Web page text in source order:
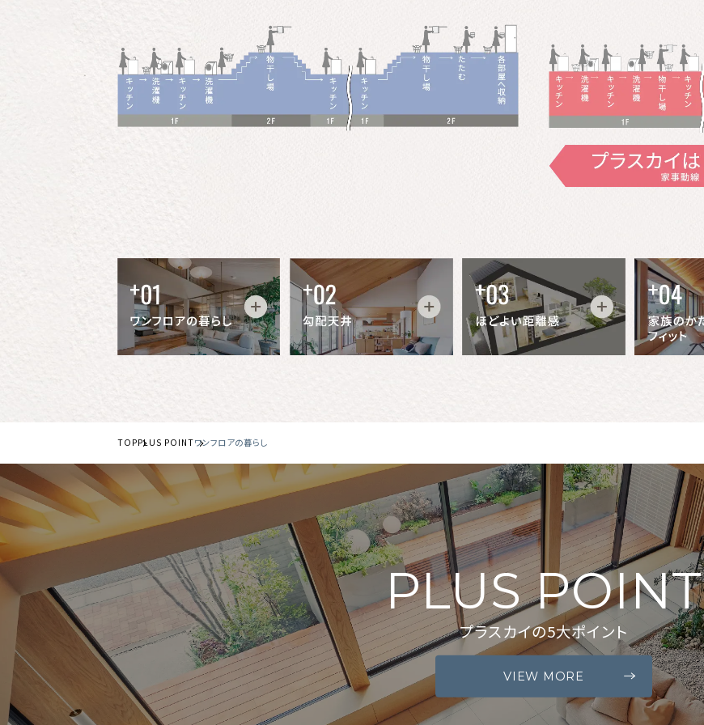
TOPPLUS POINTワンフロアの暮らし
PLUS POINT
プラスカイの5大ポイント
VIEW MORE